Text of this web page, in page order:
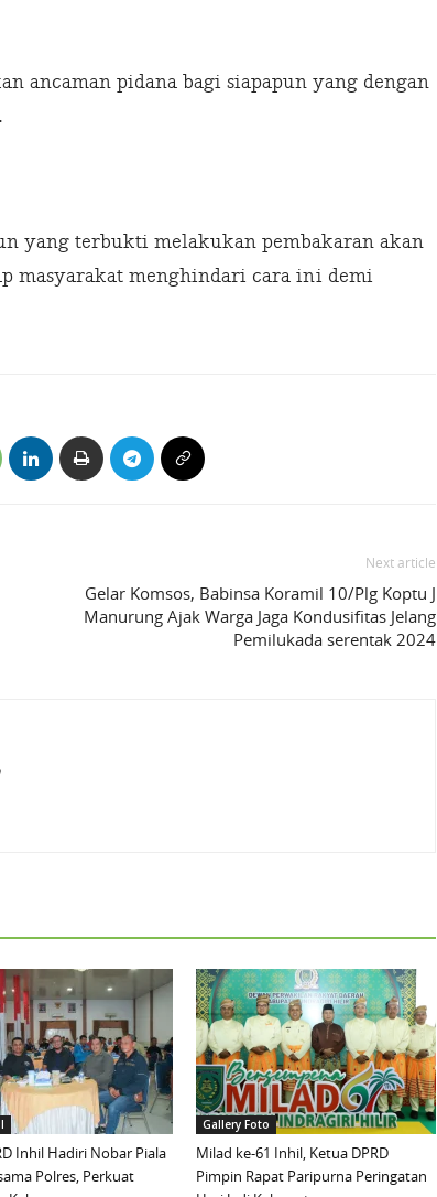
ancaman pidana bagi siapapun yang dengan
yang terbukti melakukan pembakaran akan
masyarakat menghindari cara ini demi
Next article
Gelar Komsos, Babinsa Koramil 10/Plg Koptu J
Manurung Ajak Warga Jaga Kondusifitas Jelang
Pemilukada serentak 2024
Inhil Hadiri Nobar Piala
Polres, Perkuat
Gallery Foto
Milad ke-61 Inhil, Ketua DPRD
Pimpin Rapat Paripurna Peringatan